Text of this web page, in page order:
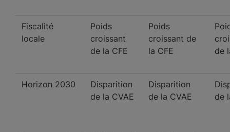
Fiscalité
locale
Poids
croissant
de la CFE
Poids
croissant de
la CFE
de
Horizon 2030
Disparition
de la CVAE
Disparition
de la CVAE
de